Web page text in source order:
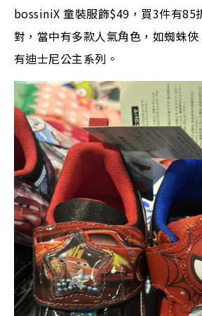
bossiniX 童裝服飾$49，買3件有
對，當中有多款人氣角色，如蜘蛛
有迪士尼公主系列。